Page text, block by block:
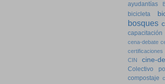
ayudantías
bicicleta
bosques
capacitación
cena-debate
certificaciones
CIN
cine-
Colectivo
compostaje